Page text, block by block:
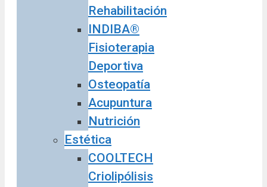
Rehabilitación
INDIBA®
Fisioterapia
Deportiva
Osteopatía
Acupuntura
Nutrición
Estética
COOLTECH
Criolipólisis